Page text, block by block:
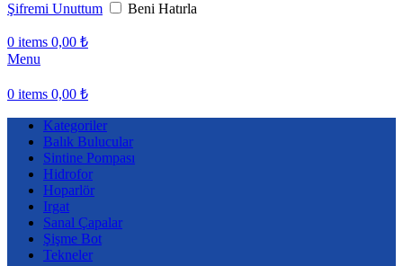
Şifremi Unuttum Beni Hatırla
0 items 0,00 ₺
Menu
0 items 0,00 ₺
Kategoriler
Balık Bulucular
Sintine Pompası
Hidrofor
Hoparlör
Irgat
Sanal Çapalar
Şişme Bot
Tekneler